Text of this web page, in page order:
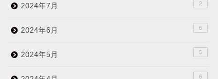
2024年7月 2
2024年6月 6
2024年5月 5
6